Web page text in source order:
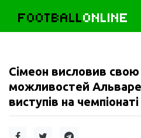
FOOTBALLONLINE
Сімеон висловив
можливостей
виступів на чемпіонаті